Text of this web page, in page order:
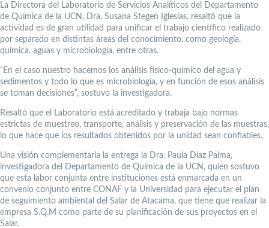
La Directora del Laboratorio de Servicios Analíticos del Departamento
de Química de la UCN, Dra. Susana Stegen Iglesias, resaltó que la
actividad es de gran utilidad para unificar el trabajo científico realizado
por separado en distintas áreas del conocimiento, como geología,
química, aguas y microbiología, entre otras.
“En el caso nuestro hacemos los análisis físico-químico del agua y
sedimentos y todo lo que es microbiología, y en función de esos análisis
se toman decisiones”, sostuvo la investigadora.
Resaltó que el Laboratorio está acreditado y trabaja bajo normas
estrictas de muestreo, transporte, análisis y preservación de las muestras,
lo que hace que los resultados obtenidos por la unidad sean confiables.
Una visión complementaria la entrega la Dra. Paula Díaz Palma,
investigadora del Departamento de Química de la UCN, quien sostuvo
que esta labor conjunta entre instituciones está enmarcada en un
convenio conjunto entre CONAF y la Universidad para ejecutar el plan
de seguimiento ambiental del Salar de Atacama, que tiene que realizar la
empresa S.Q.M como parte de su planificación de sus proyectos en el
Salar.